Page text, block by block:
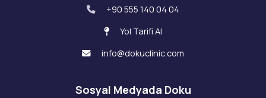
+90 555 140 04 04
Yol Tarifi Al
info@dokuclinic.com
Sosyal Medyada Doku